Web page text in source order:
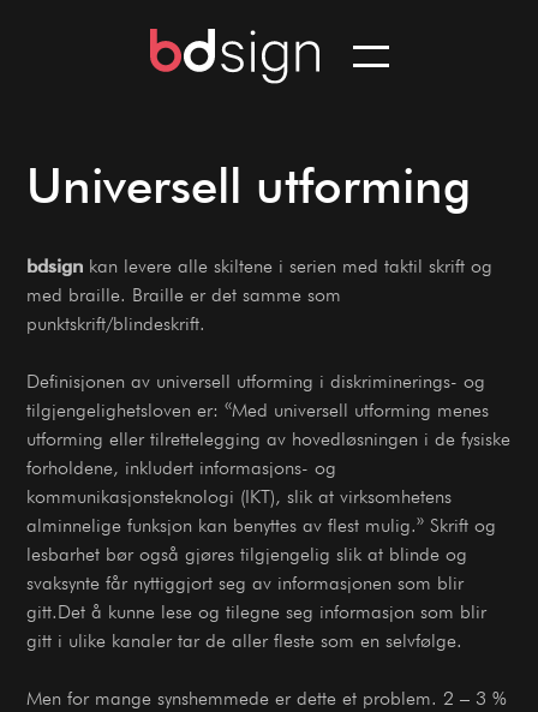
Universell utforming
bdsign kan levere alle skiltene i serien med taktil skrift og
med braille. Braille er det samme som
punktskrift/blindeskrift.
Definisjonen av universell utforming i diskriminerings- og
tilgjengelighetsloven er: «Med universell utforming menes
utforming eller tilrettelegging av hovedløsningen i de fysiske
forholdene, inkludert informasjons- og
kommunikasjonsteknologi (IKT), slik at virksomhetens
alminnelige funksjon kan benyttes av flest mulig.» Skrift og
lesbarhet bør også gjøres tilgjengelig slik at blinde og
svaksynte får nyttiggjort seg av informasjonen som blir
gitt.Det å kunne lese og tilegne seg informasjon som blir
gitt i ulike kanaler tar de aller fleste som en selvfølge.
Men for mange synshemmede er dette et problem. 2 – 3 %